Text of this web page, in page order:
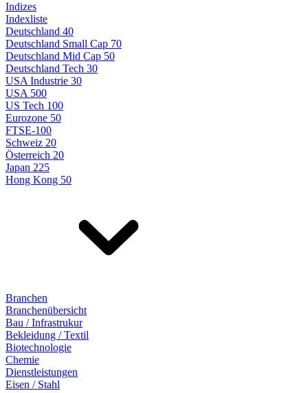
Indizes
Indexliste
Deutschland 40
Deutschland Small Cap 70
Deutschland Mid Cap 50
Deutschland Tech 30
USA Industrie 30
USA 500
US Tech 100
Eurozone 50
FTSE-100
Schweiz 20
Österreich 20
Japan 225
Hong Kong 50
Branchen
Branchenübersicht
Bau / Infrastrukur
Bekleidung / Textil
Biotechnologie
Chemie
Dienstleistungen
Eisen / Stahl